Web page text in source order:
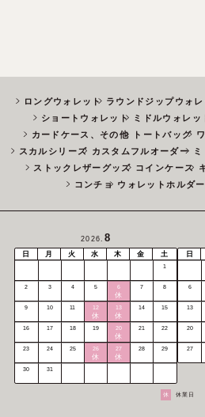
ロングウォレット ラウンドジップウォ
ショートウォレット ミドルウォレッ
カードケース、その他
トートバッグ
スカルシリーズ カスタムフルオーダー
ストックレザーグッズ コインケース
コンチョ ウォレットホルダ
2026. 8
日 月 火 水 木 金 土
1
2 3 4 5 6
休
7 8
9 10 11 12
休
13
休
14 15
16 17 18 19 20
休
21 22
23 24 25 26
休
27
休
28 29
30 31
日
6
13
20
27
休 休業日